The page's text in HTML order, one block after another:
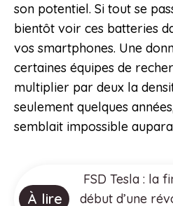
son potentiel. Si tout se
bientôt voir ces batteries
vos smartphones. Une
certaines équipes de
multiplier par deux la
seulement quelques
semblait impossible
À lire
FSD Tesla : la
début d’une